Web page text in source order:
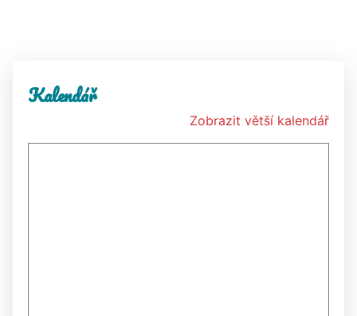
Kalendář
Zobrazit větší kalendář